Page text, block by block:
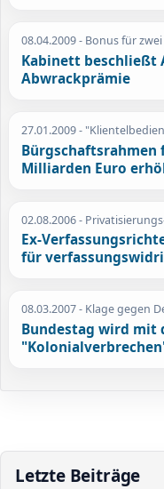
08.04.2009- Bonus für
Kabinett beschließt
Abwrackprämie
27.01.2009-
Bürgschaftsrahmen
Milliarden Euro
02.08.2006-
Ex-
für
08.03.2007- Klage gegen
Bundestag wird mit
Letzte Beiträge